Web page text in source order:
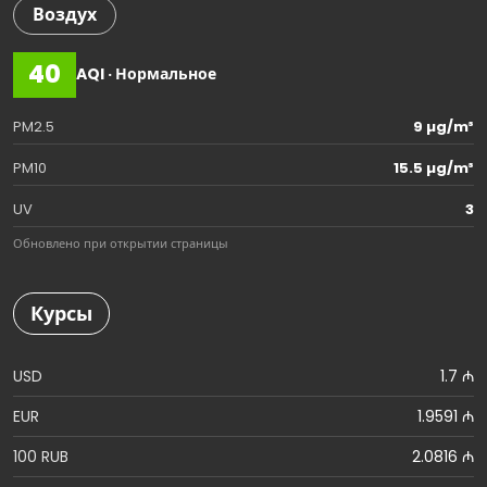
Воздух
40 AQI · Нормальное
PM2.5
9 µg/m³
PM10
15.5 µg/m³
UV
3
Обновлено при открытии страницы
Курсы
USD
1.7 ₼
EUR
1.9591 ₼
100 RUB
2.0816 ₼